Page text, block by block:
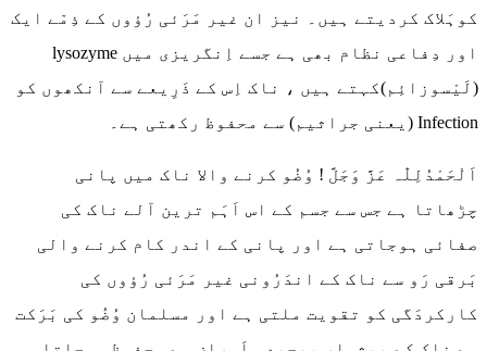
کوہَلاک کردیتے ہیں۔ نیز ان غیر مَرَئی رُؤوں کے ذِمّے ایک
اور دِفاعی نظام بھی ہے جسے اِنگریزی میں lysozyme
(لَیْسوزائِم)کہتے ہیں ، ناک اِس کے ذَرِیعے سے آنکھوں کو
Infection (یعنی جراثیم) سے محفوظ رکھتی ہے۔
اَلْحَمْدُلِلّٰہ عَزَّ وَجَلَّ ! وُضُو کرنے والا ناک میں پانی
چڑھاتا ہے جس سے جسم کے اس اَہَم ترین آلے ناک کی
صفائی ہوجاتی ہے اور پانی کے اندر کام کرنے والی
بَرقی رَو سے ناک کے اندَرُونی غیر مَرَئی رُؤوں کی
کارکردَگی کو تقویت ملتی ہے اور مسلمان وُضُو کی بَرَکت